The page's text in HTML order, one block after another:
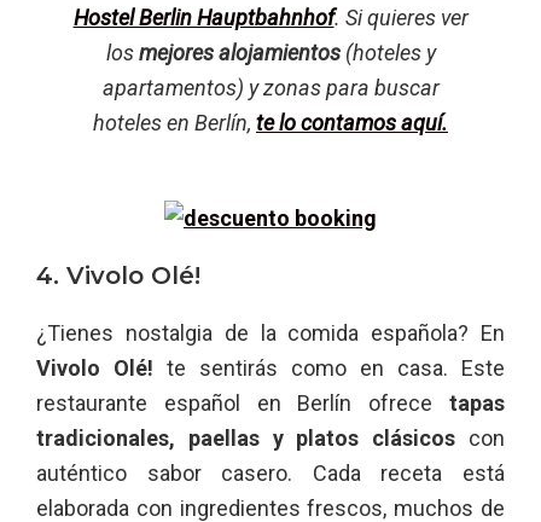
Hostel Berlin Hauptbahnhof. Si quieres ver
losmejores alojamientos(hoteles y
apartamentos) y zonas para buscar
hoteles en Berlín, te lo contamos aquí.
4. Vivolo Olé!
¿Tienes nostalgia de la comida española? En
Vivolo Olé! te sentirás como en casa. Este
restaurante español en Berlín ofrece tapas
tradicionales, paellas y platos clásicos con
auténtico sabor casero. Cada receta está
elaborada con ingredientes frescos, muchos de